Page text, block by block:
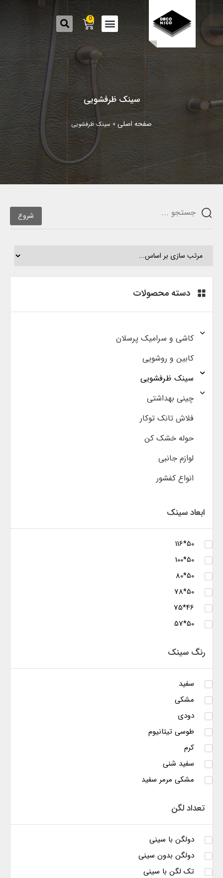
0
سینک ظرفشویی
صفحه اصلی » سینک ظرفشویی
شروع
دسته محصولات
کاشی و سرامیک پرسلان
کابین و روشویی
سینک ظرفشویی
چینی بهداشتی
فلاش تانک توکار
حوله خشک کن
لوازم جانبی
انواع کفشور
ابعاد سینک
50*116
50*100
50*80
50*78
46*75
50*57
رنگ سینک
سفید
مشکی
دودی
طوسی تیتانیوم
کرم
سفید شنی
مشکی مرمر سفید
تعداد لگن
دولگن با سینی
دولگن بدون سینی
تک لگن با سینی